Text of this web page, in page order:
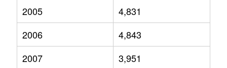
2005
4,831
2006
4,843
2007
3,951